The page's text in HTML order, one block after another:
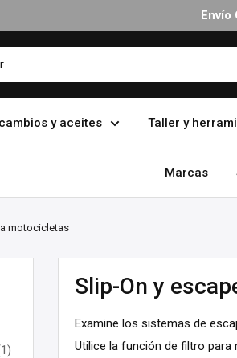
Envío
y aceites Taller y
Marcas
motocicletas
Slip-On y
Examine los sistemas de
Utilice la función de filtro para